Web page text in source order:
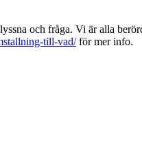
och fråga. Vi är alla
till-vad/för mer info.